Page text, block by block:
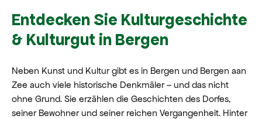
Entdecken Sie Kulturgeschichte
& Kulturgut in Bergen
Neben Kunst und Kultur gibt es in Bergen und Bergen aan
Zee auch viele historische Denkmäler – und das nicht
ohne Grund. Sie erzählen die Geschichten des Dorfes,
seiner Bewohner und seiner reichen Vergangenheit. Hinter